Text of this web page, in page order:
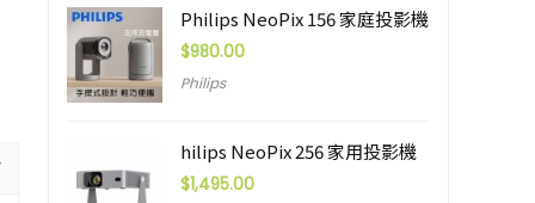
Philips NeoPix 156 家庭投影機
$980.00
Philips
hilips NeoPix 256 家用投影機
$1,495.00